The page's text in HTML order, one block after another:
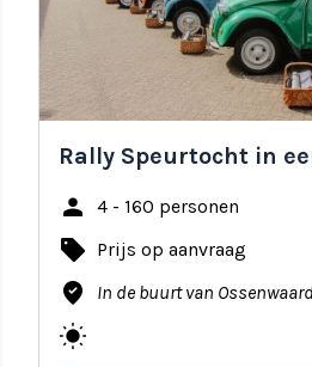
Rally Speurtocht in
person 4 - 160 personen
local_offer Prijs op aanvraag
where_to_vote In de buurt van Ossenwaard
wb_sunny